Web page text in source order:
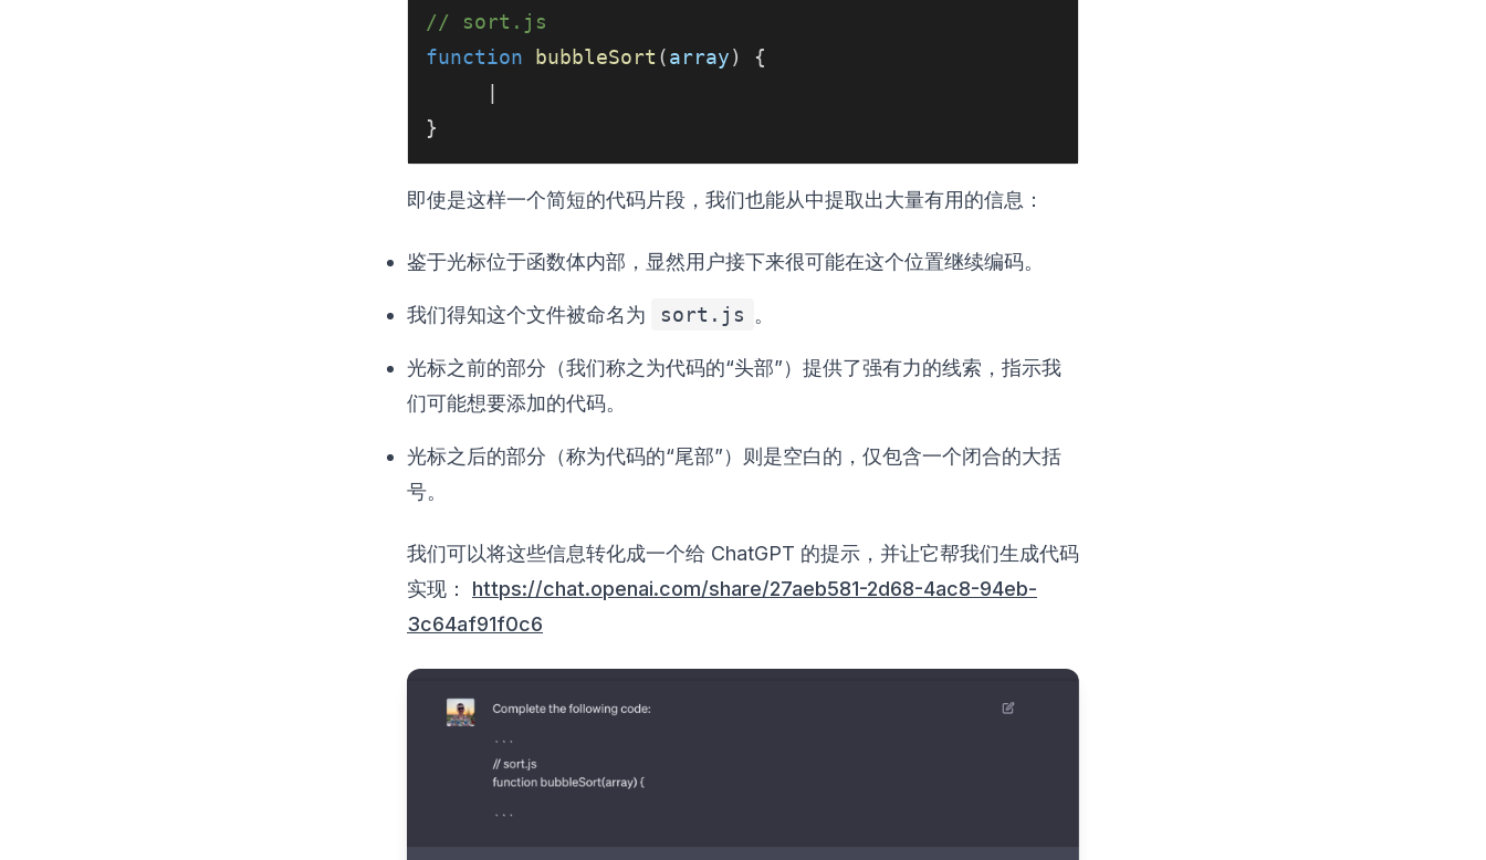
// sort.js
function
bubbleSort (array)
{
}
即使是这样一个简短的代码片段，我们也能从中提取出大量有用的信息：
鉴于光标位于函数体内部，显然用户接下来很可能在这个位置继续编码。
我们得知这个文件被命名为 sort.js 。
光标之前的部分（我们称之为代码的“头部”）提供了强有力的线索，指示我
们可能想要添加的代码。
光标之后的部分（称为代码的“尾部”）则是空白的，仅包含一个闭合的大括
号。
我们可以将这些信息转化成一个给 ChatGPT 的提示，并让它帮我们生成代码
实现： https://chat.openai.com/share/27aeb581-2d68-4ac8-94eb-
3c64af91f0c6